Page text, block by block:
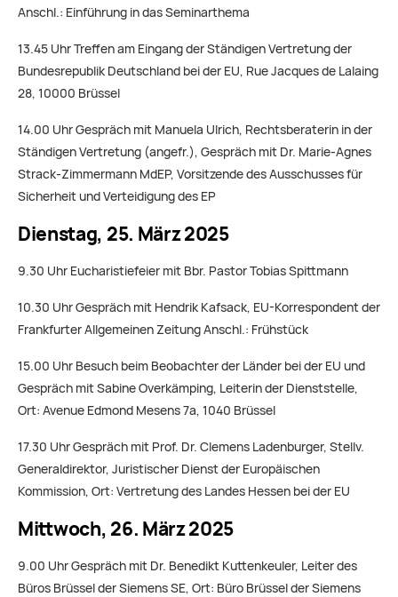
Anschl.: Einführung in das Seminarthema
13.45 Uhr Treffen am Eingang der Ständigen Vertretung der
Bundesrepublik Deutschland bei der EU, Rue Jacques de Lalaing
28, 10000 Brüssel
14.00 Uhr Gespräch mit Manuela Ulrich, Rechtsberaterin in der
Ständigen Vertretung (angefr.), Gespräch mit Dr. Marie-Agnes
Strack-Zimmermann MdEP, Vorsitzende des Ausschusses für
Sicherheit und Verteidigung des EP
Dienstag, 25. März 2025
9.30 Uhr Eucharistiefeier mit Bbr. Pastor Tobias Spittmann
10.30 Uhr Gespräch mit Hendrik Kafsack, EU-Korrespondent der
Frankfurter Allgemeinen Zeitung Anschl.: Frühstück
15.00 Uhr Besuch beim Beobachter der Länder bei der EU und
Gespräch mit Sabine Overkämping, Leiterin der Dienststelle,
Ort: Avenue Edmond Mesens 7a, 1040 Brüssel
17.30 Uhr Gespräch mit Prof. Dr. Clemens Ladenburger, Stellv.
Generaldirektor, Juristischer Dienst der Europäischen
Kommission, Ort: Vertretung des Landes Hessen bei der EU
Mittwoch, 26. März 2025
9.00 Uhr Gespräch mit Dr. Benedikt Kuttenkeuler, Leiter des
Büros Brüssel der Siemens SE, Ort: Büro Brüssel der Siemens